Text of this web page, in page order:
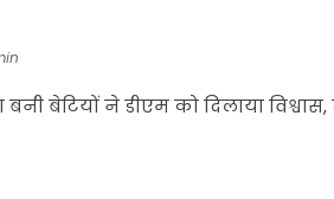
बेटियों ने डीएम को दिलाया